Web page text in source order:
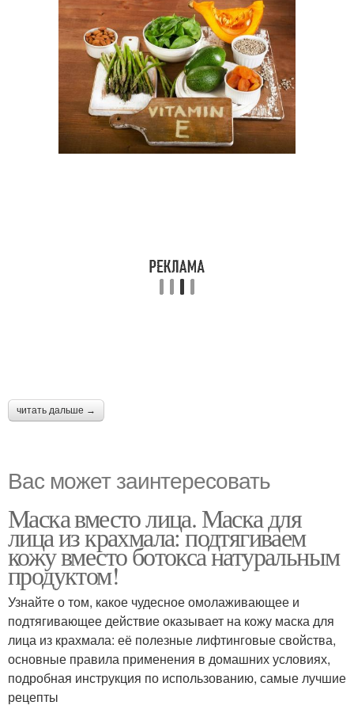
читать дальше →
Вас может заинтересовать
Маска вместо лица. Маска для
лица из крахмала: подтягиваем
кожу вместо ботокса натуральным
продуктом!
Узнайте о том, какое чудесное омолаживающее и
подтягивающее действие оказывает на кожу маска для
лица из крахмала: её полезные лифтинговые свойства,
основные правила применения в домашних условиях,
подробная инструкция по использованию, самые лучшие
рецепты